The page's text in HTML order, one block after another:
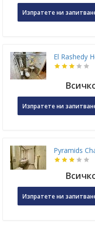
Изпратете ни
El Rashedy
Изпратете ни
Pyramids
Изпратете ни